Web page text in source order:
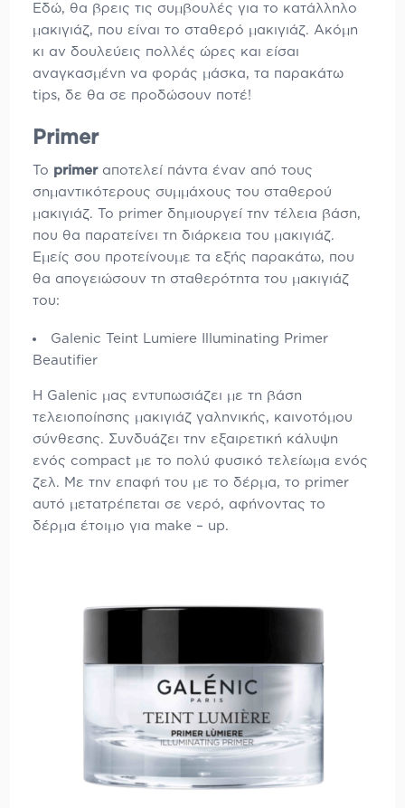
Εδώ, θα βρεις τις συμβουλές για το κατάλληλο
μακιγιάζ, που είναι το σταθερό μακιγιάζ. Ακόμη
κι αν δουλεύεις πολλές ώρες και είσαι
αναγκασμένη να φοράς μάσκα, τα παρακάτω
tips, δε θα σε προδώσουν ποτέ!
Primer
To primer αποτελεί πάντα έναν από τους
σημαντικότερους συμμάχους του σταθερού
μακιγιάζ. Το primer δημιουργεί την τέλεια βάση,
που θα παρατείνει τη διάρκεια του μακιγιάζ.
Εμείς σου προτείνουμε τα εξής παρακάτω, που
θα απογειώσουν τη σταθερότητα του μακιγιάζ
του:
Galenic Teint Lumiere Illuminating Primer
Beautifier
Η Galenic μας εντυπωσιάζει με τη βάση
τελειοποίησης μακιγιάζ γαληνικής, καινοτόμου
σύνθεσης. Συνδυάζει την εξαιρετική κάλυψη
ενός compact με το πολύ φυσικό τελείωμα ενός
ζελ. Με την επαφή του με το δέρμα, το primer
αυτό μετατρέπεται σε νερό, αφήνοντας το
δέρμα έτοιμο για make – up.